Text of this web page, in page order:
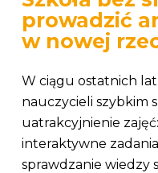
prowadzić
w nowej
W ciągu ostatnich lat
nauczycieli szybkim
uatrakcyjnienie
interaktywne
sprawdzanie wiedzy